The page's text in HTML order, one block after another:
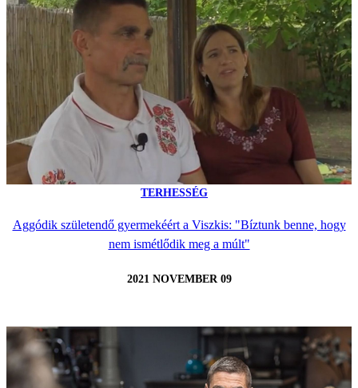
TERHESSÉG
Aggódik születendő gyermekéért a Viszkis: "Bíztunk benne, hogy
nem ismétlődik meg a múlt"
2021 NOVEMBER 09